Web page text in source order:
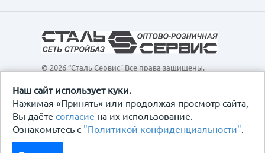
Наш сайт использует куки.
Нажимая «Принять» или продолжая просмотр сайта,
Вы даёте согласие на их использование.
Ознакомьтесь с "Политикой конфиденциальности".
© 2026 “Сталь Сервис" Все права защищены.
интернет-сайт, а также вся информация о товарах и
ценах, предоставленная на нём, носит
исключительно информационный характер и ни при
каких условиях не является публичной офертой,
определяемой положениями Статьи 437